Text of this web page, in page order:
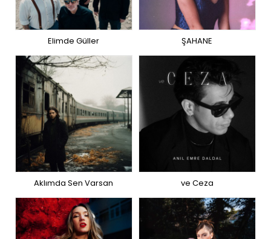
Elimde Güller ŞAHANE
Aklımda Sen Varsan ve Ceza